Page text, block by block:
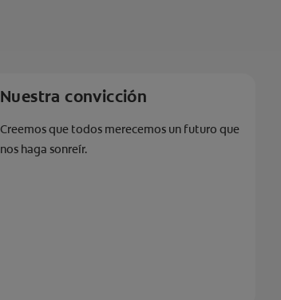
Nuestra convicción
Creemos que todos merecemos un futuro que
nos haga sonreír.